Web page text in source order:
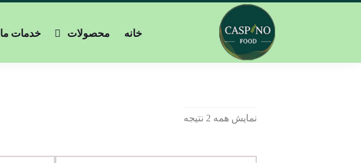
خانه محصولات خدمات ما
نمایش همه 2 نتیجه